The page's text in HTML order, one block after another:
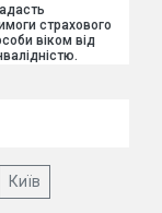
страхового
віком від
Київ